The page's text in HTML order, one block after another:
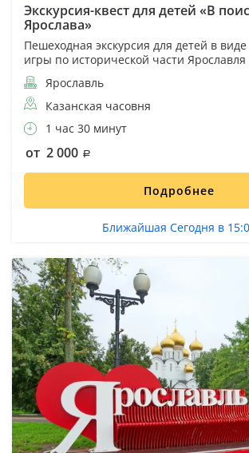
Экскурсия-квест для детей «В
Ярослава»
Пешеходная экскурсия для детей в
игры по исторической части Ярославля
Ярославль
Казанская часовня
1 час 30 минут
от 2 000
Подробнее
Ближайшая Сегодня в